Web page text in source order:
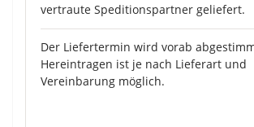
vertraute Speditionspartner geliefert.
Der Liefertermin wird vorab
Hereintragen ist je nach Lieferart und
Vereinbarung möglich.